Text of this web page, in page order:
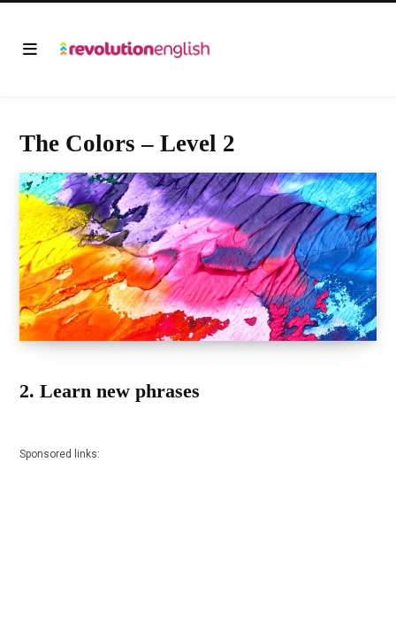
The Colors – Level 2
2. Learn new phrases
Sponsored links: